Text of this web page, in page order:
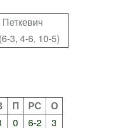
Петкевич
3, 4-6, 10-5)
П РС
О
0 6-2
3